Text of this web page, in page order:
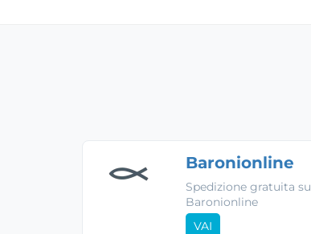
Baronionline
Spedizione gratuita su
Baronionline
VAI